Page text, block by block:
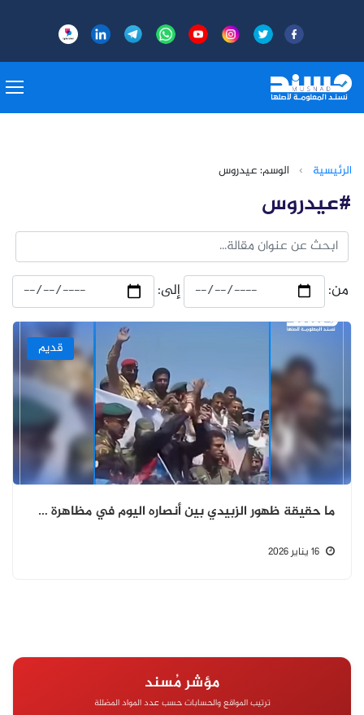
الرئيسية › الوسم: عيدروس
#عيدروس
من: إلى:
قديم
ما حقيقة ظهور الزبيدي بين أنصاره اليوم في مظاهرة في عدن؟
مؤشر مُسند
ترتيب المواقع والحسابات حسب عدد المواد المضللة